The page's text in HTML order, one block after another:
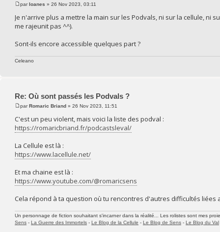
parIoanes » 26 Nov 2023, 03:11
Je n'arrive plus a mettre la main sur les Podvals, ni sur la cellule, ni
me rajeunit pas ^^).
Sont-ils encore accessible quelques part ?
Celeano
Re: Où sont passés les Podvals ?
parRomaric Briand » 26 Nov 2023, 11:51
C'est un peu violent, mais voici la liste des podval :
https://romaricbriand.fr/podcastsleval/
La Cellule est là :
https://www.lacellule.net/
Et ma chaine est là :
https://www.youtube.com/@romaricsens
Cela répond à ta question où tu rencontres d'autres difficultés liées
Un personnage de fiction souhaitant s'incarner dans la réalité... Les rolistes sont mes
Sens - La Guerre des Immortels - Le Blog de la Cellule - Le Blog de Sens - Le Blog du Val